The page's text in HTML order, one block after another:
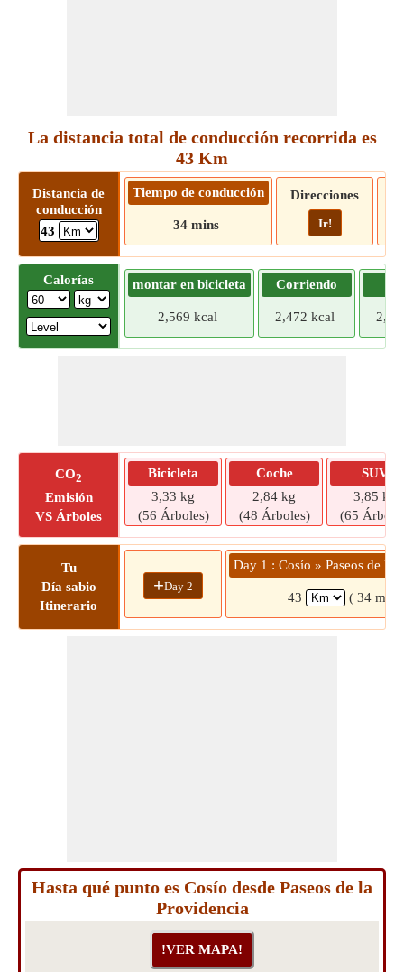
La distancia total de conducción recorrida es
43 Km
Distancia de
conducción
43
Tiempo de conducción
34 mins
Direcciones
Ir!
Calorías montar en bicicleta
2,569 kcal
Corriendo
2,472 kcal
CO2
Emisión
VS Árboles
Bicicleta
3,33 kg
(56 Árboles)
Coche
2,84 kg
(48 Árboles)
SUV
3,85 kg
(65
Tu
Día sabio
Itinerario
+Day 2
Day 1 : Cosío » Paseos de la
43 ( 34
Hasta qué punto es Cosío desde Paseos de la
Providencia